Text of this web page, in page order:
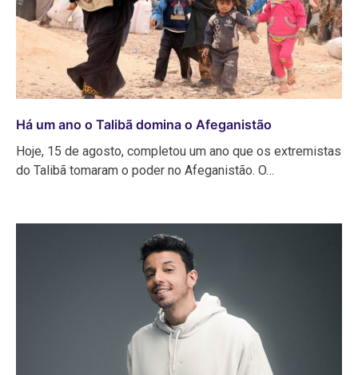
Há um ano o Talibã domina o Afeganistão
Hoje, 15 de agosto, completou um ano que os extremistas
do Talibã tomaram o poder no Afeganistão. O…